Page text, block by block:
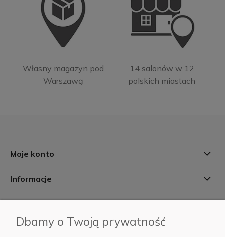
Własny magazyn pod
Warszawą
14 salonów w 12
polskich miastach
Moje konto
Informacje
AB Foto
Dbamy o Twoją prywatność